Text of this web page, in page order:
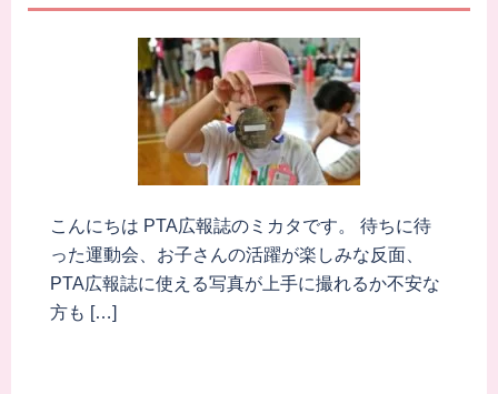
こんにちは PTA広報誌のミカタです。 待ちに待
った運動会、お子さんの活躍が楽しみな反面、
PTA広報誌に使える写真が上手に撮れるか不安な
方も […]